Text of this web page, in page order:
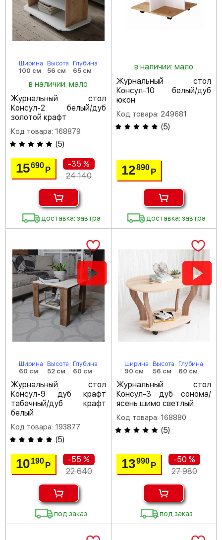
Ширина
100 см
Высота
56 см
Глубина
65 см
в наличии: мало
Журнальный стол
Консул-2 белый/дуб
золотой крафт
Код товара: 168879
(5)
15690Р
-35 %
24 140
доставка: завтра
в наличии: мало
Журнальный стол
Консул-10 белый/дуб
юкон
Код товара: 249681
(5)
12890 Р
доставка: завтра
Ширина
60 см
Высота
52 см
Глубина
60 см
Журнальный стол
Консул-9 дуб крафт
табачный/дуб крафт
белый
Код товара: 193877
(5)
10190Р
-55 %
22 640
под заказ
Ширина
90 см
Высота
56 см
Глубина
60 см
Журнальный стол
Консул-3 дуб сонома/
ясень шимо светлый
Код товара: 168880
(5)
13990 Р
-50 %
27 980
под заказ